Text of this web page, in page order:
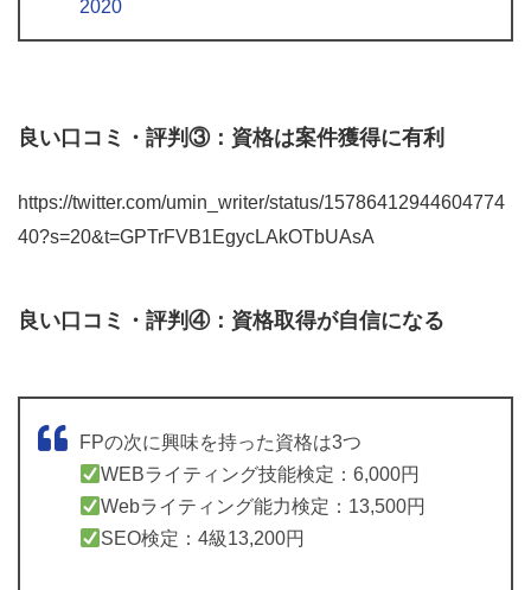
2020
良い口コミ・評判③：資格は案件獲得に有利
https://twitter.com/umin_writer/status/15786412944604774
40?s=20&t=GPTrFVB1EgycLAkOTbUAsA
良い口コミ・評判④：資格取得が自信になる
FPの次に興味を持った資格は3つ
WEBライティング技能検定：6,000円
Webライティング能力検定：13,500円
SEO検定：4級13,200円